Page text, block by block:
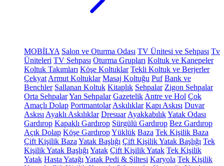
MOBİLYA Salon ve Oturma Odası TV Ünitesi ve Sehpası Tv
Üniteleri TV Sehpası Oturma Grupları Koltuk ve Kanepeler
Koltuk Takımları Köşe Koltuklar Tekli Koltuk ve Berjerler
Çekyat Armut Koltuklar Masaj Koltuğu Puf Bank ve
Benchler Sallanan Koltuk Kitaplık Sehpalar Zigon Sehpalar
Orta SehpalarYan Sehpalar Gazetelik Antre ve Hol Çok
Amaçlı Dolap Portmantolar Askılıklar Kapı Askısı Duvar
Askısı Ayaklı Askılıklar Dresuar AyakkabılıkYatak Odası
Gardırop Kapaklı Gardırop Sürgülü Gardırop Bez Gardırop
Açık Dolap Köşe GardıropYüklük Baza Tek Kişilik Baza
Çift Kişilik Baza Yatak Başlığı Çift Kişilik Yatak Başlığı Tek
Kişilik Yatak Başlığı Yatak Çift Kişilik Yatak Tek Kişilik
Yatak Hasta Yatağı Yatak Pedi & Şiltesi Karyola Tek Kişilik